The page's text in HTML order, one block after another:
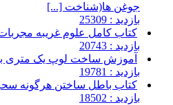
جوغن ها(شناخت [...]
بازدید : 25309
کتاب کامل علوم غریبه
بازدید : 20743
آموزش ساخت لوپ یک متری
بازدید : 19781
کتاب باطل ساختن هرگونه
بازدید : 18502